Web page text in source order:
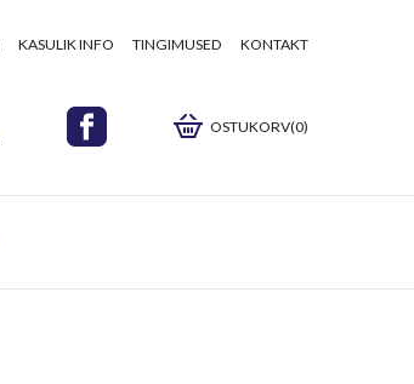
KASULIK INFO TINGIMUSED KONTAKT
OSTUKORV(0)